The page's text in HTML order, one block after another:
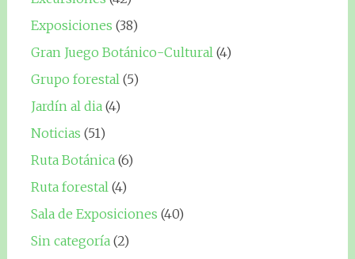
Exposiciones (38)
Gran Juego Botánico-Cultural(4)
Grupo forestal(5)
Jardín al dia(4)
Noticias (51)
Ruta Botánica(6)
Ruta forestal(4)
Sala de Exposiciones (40)
Sin categoría(2)